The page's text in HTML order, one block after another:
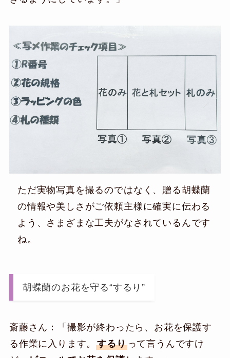
ただ実物写真を撮るのではなく、贈る胡蝶蘭
の情報や美しさがご依頼主様に確実に伝わる
よう、さまざまな工夫がなされているんです
ね。
胡蝶蘭のお花を守る“するり”
斎藤さん：「撮影が終わったら、お花を保護す
る作業に入ります。するりって言うんですけ